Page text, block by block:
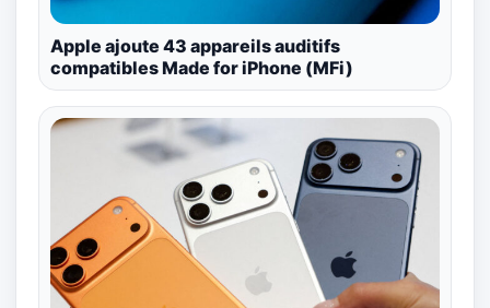
Apple ajoute 43 appareils auditifs
compatibles Made for iPhone (MFi)